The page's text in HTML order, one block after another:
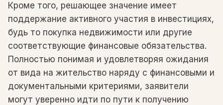
Кроме того, решающее значение имеет
поддержание активного участия в инвестициях,
будь то покупка недвижимости или другие
соответствующие финансовые обязательства.
Полностью понимая и удовлетворяя ожидания
от вида на жительство наряду с финансовыми и
документальными критериями, заявители
могут уверенно идти по пути к получению